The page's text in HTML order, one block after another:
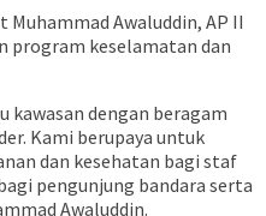
Awaluddin, AP II
program keselamatan dan
kawasan dengan beragam
Kami berupaya untuk
dan kesehatan bagi staf
pengunjung bandara serta
Awaluddin.